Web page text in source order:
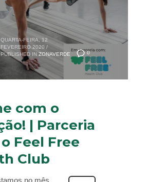
0
QUARTA-FEIRA, 12
FEVEREIRO 2020 /
PUBLISHED IN ZONAVERDE
com o
| Parceria
Feel Free
Club
no mês